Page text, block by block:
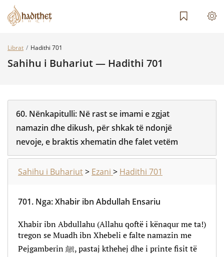
Librat Hadithi 701
Sahihu i Buhariut — Hadithi 701
60. Nënkapitulli: Në rast se imami e zgjat
namazin dhe dikush, për shkak të ndonjë
nevoje, e braktis xhematin dhe falet vetëm
Sahihu i Buhariut> Ezani > Hadithi 701
701. Nga:Xhabir ibn Abdullah Ensariu
Xhabir ibn Abdullahu (Allahu qoftë i kënaqur me ta!)
tregon se Muadh ibn Xhebeli e falte namazin me
Pejgamberin ﷺ, pastaj kthehej dhe i printe fisit të